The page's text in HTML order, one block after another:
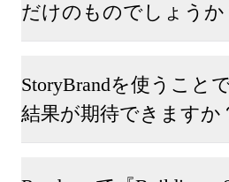
だけのものでしょうか
StoryBrandを使うこと
結果が期待できますか